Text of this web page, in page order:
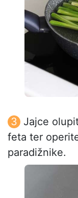
Jajce
feta ter
paradižnike.